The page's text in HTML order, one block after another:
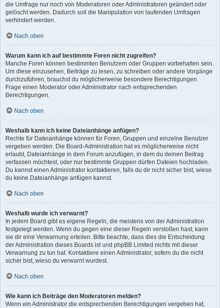
die Umfrage nur noch von Moderatoren oder Administratoren geändert oder
gelöscht werden. Dadurch soll die Manipulation von laufenden Umfragen
verhindert werden.
Nach oben
Warum kann ich auf bestimmte Foren nicht zugreifen?
Manche Foren können bestimmten Benutzern oder Gruppen vorbehalten sein.
Um diese einzusehen, Beiträge zu lesen, zu schreiben oder andere Vorgänge
durchzuführen, brauchst du möglicherweise besondere Berechtigungen.
Frage einen Moderator oder Administrator nach entsprechenden
Berechtigungen.
Nach oben
Weshalb kann ich keine Dateianhänge anfügen?
Rechte für Dateianhänge können für Foren, Gruppen und einzelne Benutzer
vergeben werden. Die Board-Administration hat es möglicherweise nicht
erlaubt, Dateianhänge in dem Forum anzufügen, in dem du deinen Beitrag
verfassen möchtest, oder nur bestimmte Gruppen dürfen Dateien hochladen.
Du kannst einen Administrator kontaktieren, falls du dir nicht sicher bist, wieso
du keine Dateianhänge anfügen kannst.
Nach oben
Weshalb wurde ich verwarnt?
In jedem Board gibt es eigene Regeln, die meistens von der Administration
festgelegt werden. Wenn du gegen eine dieser Regeln verstoßen hast, kann
sie dir eine Verwarnung erteilen. Bitte beachte, dass dies die Entscheidung
der Administration dieses Boards ist und phpBB Limited nichts mit dieser
Verwarnung zu tun hat. Kontaktiere einen Administrator, sofern du die nicht
sicher bist, wieso du verwarnt wurdest.
Nach oben
Wie kann ich Beiträge den Moderatoren melden?
Wenn ein Administrator die entsprechenden Berechtigungen vergeben hat,